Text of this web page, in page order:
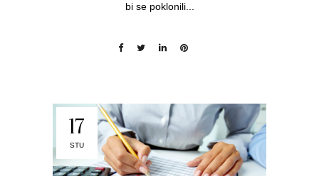
bi se poklonili...
17
STU